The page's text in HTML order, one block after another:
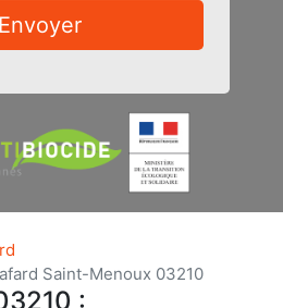
Envoyer
Saint-Menoux 03210
: